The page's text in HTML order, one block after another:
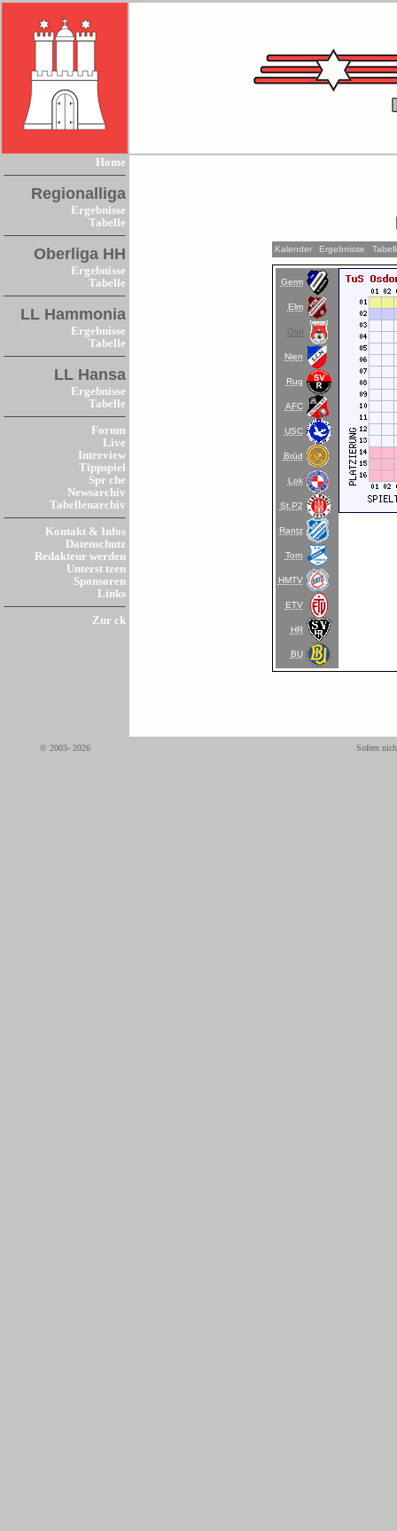
Home
Regionalliga
Ergebnisse
Tabelle
Oberliga HH
Ergebnisse
Tabelle
LL Hammonia
Ergebnisse
Tabelle
LL Hansa
Ergebnisse
Tabelle
Forum
Live
Interview
Tippspiel
Spr che
Newsarchiv
Tabellenarchiv
Kontakt & Infos
Datenschutz
Redakteur werden
Unterst tzen
Sponsoren
Links
Zur ck
Kalender Ergebnisse
Germ
Elm
Osd
Nien
Rug
AFC
USC
Brüd
Lok
St.P2
Rantz
Torn
HMTV
ETV
HR
BU
© 2003- 2026 Sofern